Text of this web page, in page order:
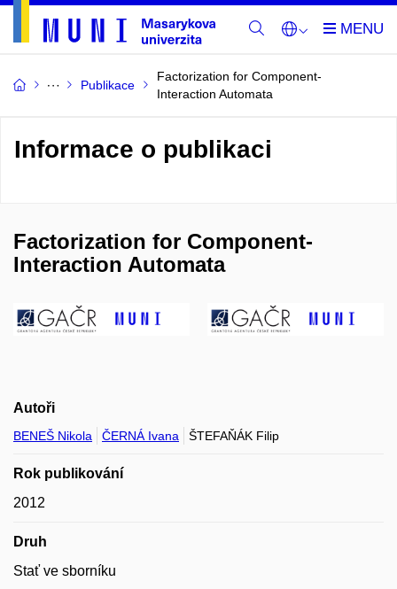
Publikace
Factorization for Component-
Interaction Automata
Informace o publikaci
Factorization for Component-
Interaction Automata
Autoři
BENEŠ Nikola ČERNÁ Ivana ŠTEFAŇÁK Filip
Rok publikování
2012
Druh
Stať ve sborníku